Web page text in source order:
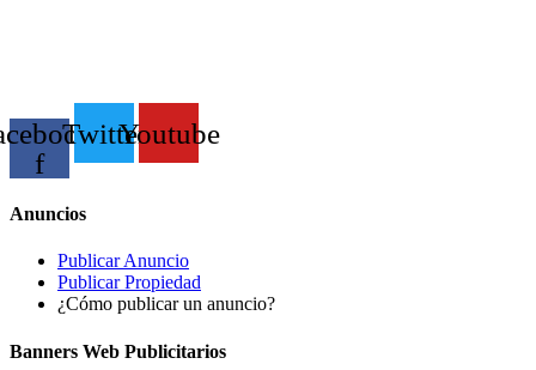
f
TwitterYoutube
Anuncios
Publicar Anuncio
Publicar Propiedad
¿Cómo publicar un anuncio?
Banners Web Publicitarios